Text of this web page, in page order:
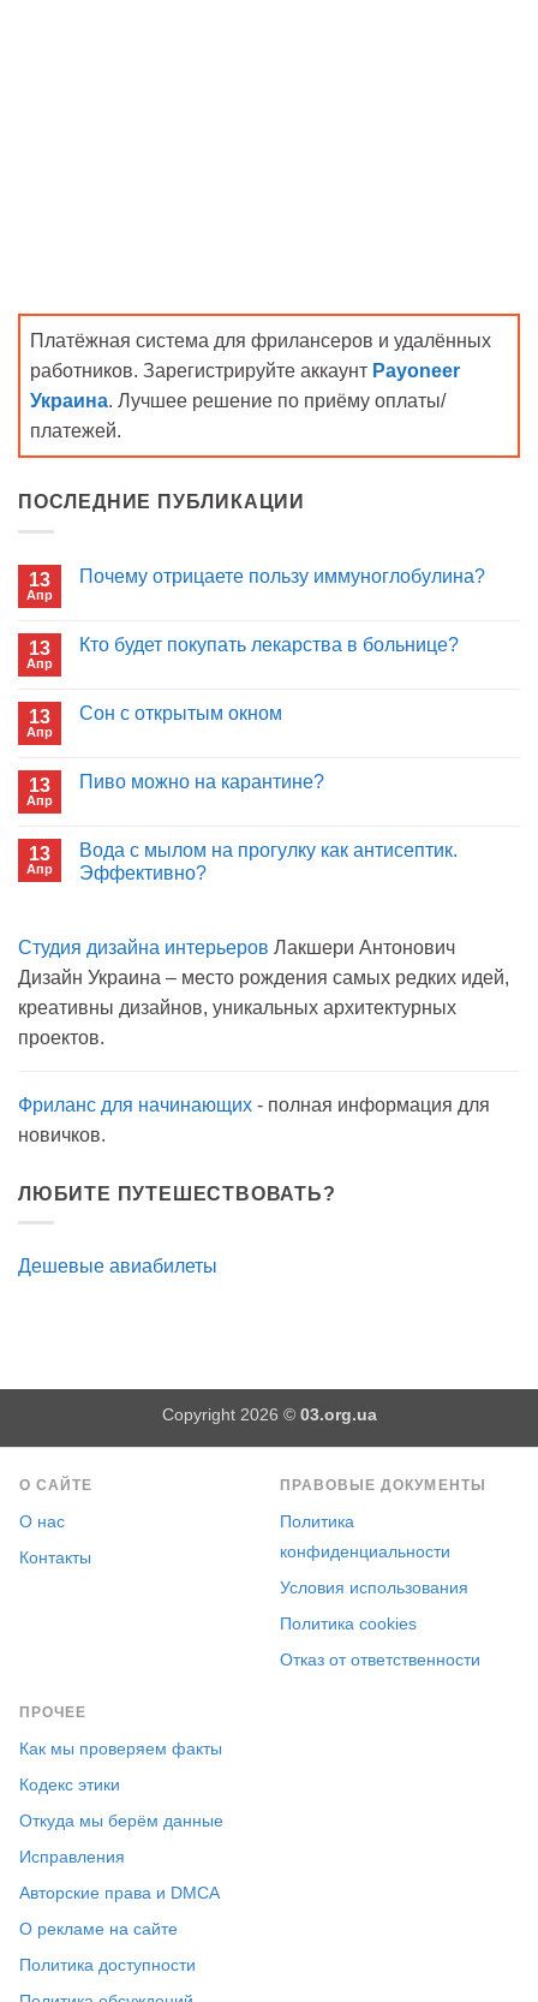
Платёжная система для фрилансеров и удалённых
работников. Зарегистрируйте аккаунт Payoneer
Украина. Лучшее решение по приёму оплаты/
платежей.
ПОСЛЕДНИЕ ПУБЛИКАЦИИ
13
Апр
Почему отрицаете пользу иммуноглобулина?
Почему
13
Апр
Кто будет покупать лекарства в больнице?
Кто
в
13
Апр
Сон с открытым окном
Сон
13
Апр
Пиво можно на карантине?
Пиво
можно
13
Апр
Вода с мылом на прогулку как антисептик.
Эффективно?
Вода
мылом
прогулку
антисептик.
Студия дизайна интерьеров Лакшери Антонович
Дизайн Украина – место рождения самых редких идей,
креативны дизайнов, уникальных архитектурных
проектов.
Фриланс для начинающих - полная информация для
новичков.
ЛЮБИТЕ ПУТЕШЕСТВОВАТЬ?
Дешевые авиабилеты
Copyright 2026 © 03.org.ua
О САЙТЕ
О нас
Контакты
ПРАВОВЫЕ ДОКУМЕНТЫ
Политика
конфиденциальности
Условия использования
Политика cookies
Отказ от ответственности
ПРОЧЕЕ
Как мы проверяем факты
Кодекс этики
Откуда мы берём данные
Исправления
Авторские права и DMCA
О рекламе на сайте
Политика доступности